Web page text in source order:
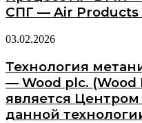
СПГ — Air Products
03.02.2026
Технология
— Wood plc. (Wood
является
данной